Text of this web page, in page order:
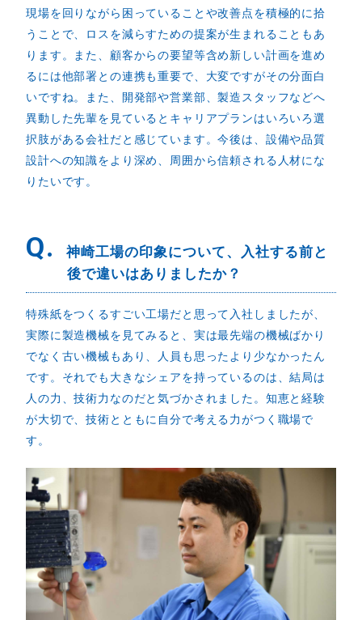
現場を回りながら困っていることや改善点を積極的に拾
うことで、ロスを減らすための提案が生まれることもあ
ります。また、顧客からの要望等含め新しい計画を進め
るには他部署との連携も重要で、大変ですがその分面白
いですね。また、開発部や営業部、製造スタッフなどへ
異動した先輩を見ているとキャリアプランはいろいろ選
択肢がある会社だと感じています。今後は、設備や品質
設計への知識をより深め、周囲から信頼される人材にな
りたいです。
Q.
神崎工場の印象について、入社する前と
後で違いはありましたか？
特殊紙をつくるすごい工場だと思って入社しましたが、
実際に製造機械を見てみると、実は最先端の機械ばかり
でなく古い機械もあり、人員も思ったより少なかったん
です。それでも大きなシェアを持っているのは、結局は
人の力、技術力なのだと気づかされました。知恵と経験
が大切で、技術とともに自分で考える力がつく職場で
す。